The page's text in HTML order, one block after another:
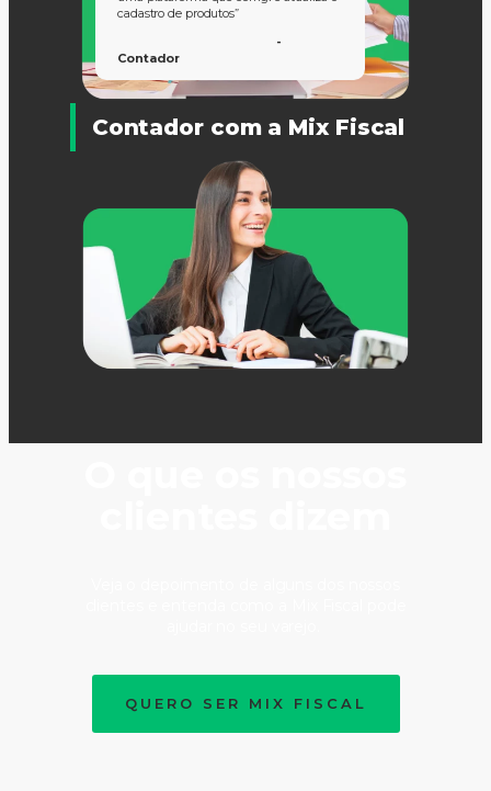
cadastro de produtos”
-
Contador
Contador com a Mix Fiscal
QUERO SER MIX FISCAL